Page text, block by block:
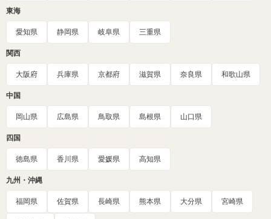
東海
愛知県 静岡県 岐阜県 三重県
関西
大阪府 兵庫県 京都府 滋賀県 奈良県 和歌山県
中国
岡山県 広島県 鳥取県 島根県 山口県
四国
徳島県 香川県 愛媛県 高知県
九州・沖縄
福岡県 佐賀県 長崎県 熊本県 大分県 宮崎県